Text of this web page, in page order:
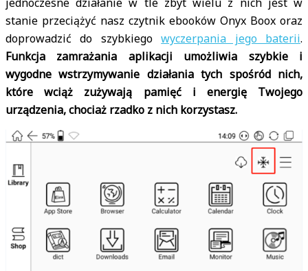
stanie przeciążyć nasz czytnik ebooków Onyx Boox oraz
doprowadzić do szybkiegowyczerpania jego baterii.
Funkcja zamrażania aplikacji umożliwia szybkie i
wygodne wstrzymywanie działania tych spośród nich,
które wciąż zużywają pamięć i energię Twojego
urządzenia, chociaż rzadko z nich korzystasz.